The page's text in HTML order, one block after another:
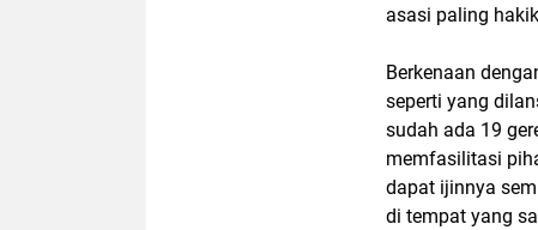
asasi paling
Berkenaan
seperti yang
sudah ada 19
memfasilitasi
dapat ijinnya
di tempat yang